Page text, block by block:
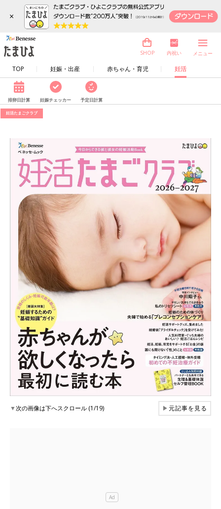
×
TOP 妊娠・出産 赤ちゃん・育児 妊活
SHOP 内祝い メニュー
排卵日計算 妊娠チェッカー 予定日計算
妊活たまごクラブ
▼次の画像は下へスクロール (1/19) ▶元記事を見る